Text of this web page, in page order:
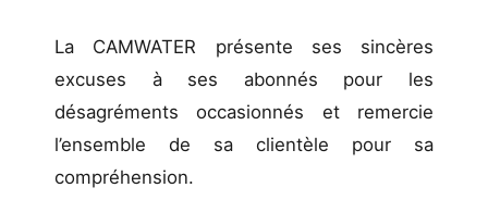
La CAMWATER présente ses sincères
excuses à ses abonnés pour les
désagréments occasionnés et remercie
l’ensemble de sa clientèle pour sa
compréhension.